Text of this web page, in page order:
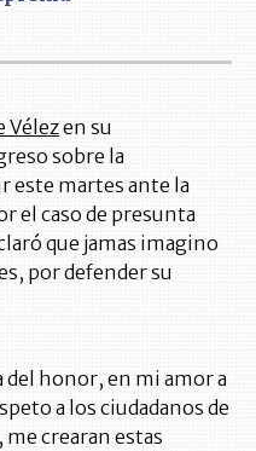
Vélezen su
sobre la
este martes ante la
el caso de presunta
que jamas imagino
por defender su
del honor, en mi amor a
a los ciudadanos de
crearan estas